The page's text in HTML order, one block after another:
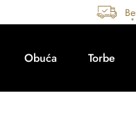
Obuća Torbe